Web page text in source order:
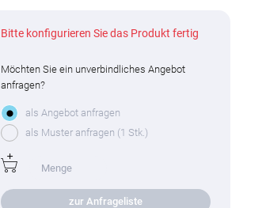
Bitte konfigurieren Sie das Produkt fertig
Möchten Sie ein unverbindliches Angebot
anfragen?
als Angebot anfragen
als Muster anfragen (1 Stk.)
zur Anfrageliste